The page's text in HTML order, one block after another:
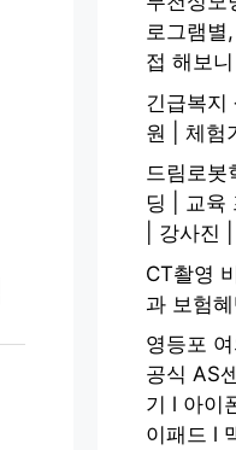
로그램별
접 해보
긴급복지
원 | 체험
드림로봇
딩 | 교육
| 강사진
CT촬영
과 보험
영등포
공식 AS
기 l 아이
이패드 l